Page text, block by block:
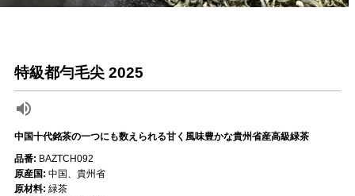
特級都勻毛尖 2025
中国十代銘茶の一つにも数えられる甘く風味豊かな貴州省産高級緑茶
品番: BAZTCH092
原産国: 中国、貴州省
原材料: 緑茶